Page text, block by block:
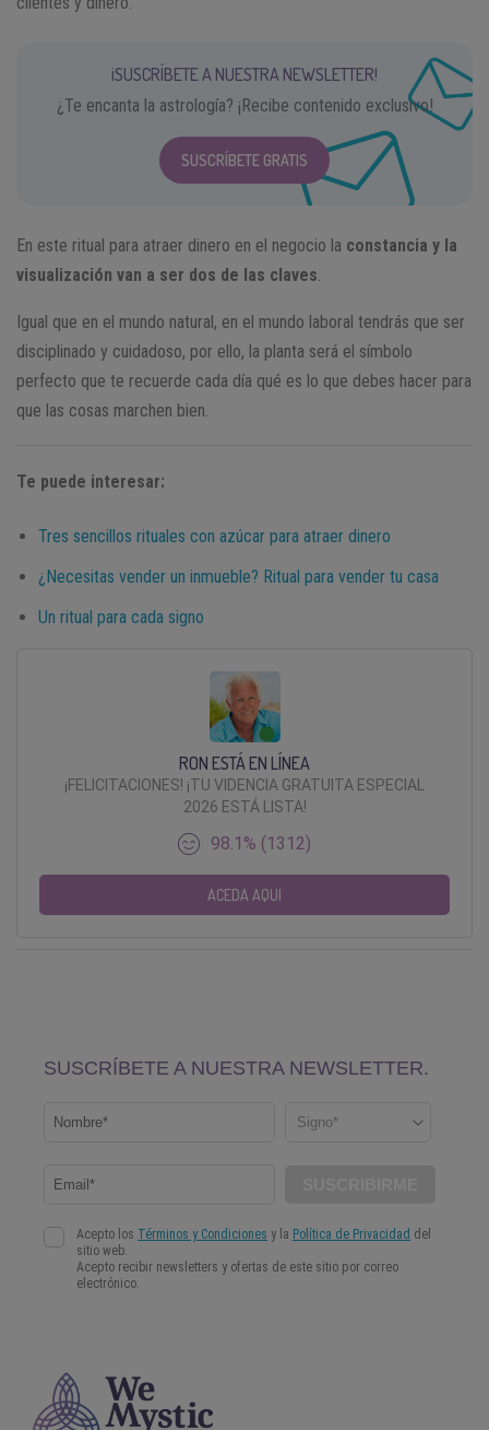
¡SUSCRÍBETE A NUESTRA NEWSLETTER!
¿Te encanta la astrología? ¡Recibe contenido exclusivo!
SUSCRÍBETE GRATIS
En este ritual para atraer dinero en el negocio la constancia y la
visualización van a ser dos de las claves
Igual que en el mundo natural, en el mundo laboral tendrás que ser
disciplinado y cuidadoso, por ello, la planta será el símbolo
perfecto que te recuerde cada día qué es lo que debes hacer para
que las cosas marchen bien.
Te puede interesar:
Tres sencillos rituales con azúcar para atraer dinero
¿Necesitas vender un inmueble? Ritual para vender tu casa
Un ritual para cada signo
RON ESTÁ EN LÍNEA
¡FELICITACIONES! ¡TU VIDENCIA GRATUITA ESPECIAL
2026 ESTÁ LISTA!
98.1% (1312)
ACEDA AQUI